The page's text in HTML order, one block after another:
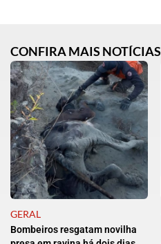
CONFIRA MAIS NOTÍCIAS
GERAL
Bombeiros resgatam novilha